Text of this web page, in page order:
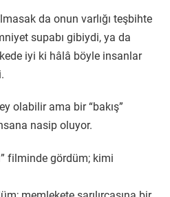
da onun varlığı teşbihte
supabı gibiydi, ya da
iyi ki hâlâ böyle insanlar
olabilir ama bir “bakış”
nasip oluyor.
filminde gördüm; kimi